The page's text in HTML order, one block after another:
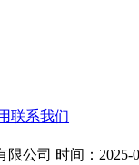
联系我们
限公司 时间：2025-